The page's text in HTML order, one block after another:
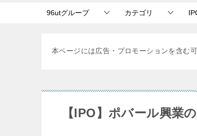
96utグループ カテゴリ
本ページには広告・プロモーションを含む
【IPO】ポバール興業